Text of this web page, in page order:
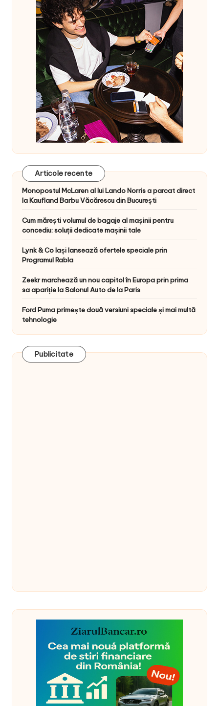
Articole recente
Monopostul McLaren al lui Lando Norris a parcat direct
la Kaufland Barbu Văcărescu din București
Cum mărești volumul de bagaje al mașinii pentru
concediu: soluții dedicate mașinii tale
Lynk & Co Iași lansează ofertele speciale prin
Programul Rabla
Zeekr marchează un nou capitol în Europa prin prima
sa apariție la Salonul Auto de la Paris
Ford Puma primește două versiuni speciale și mai multă
tehnologie
Publicitate